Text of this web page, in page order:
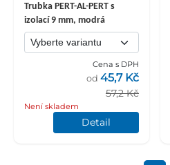
Trubka PERT-AL-PERT s
izolací 9 mm, modrá
Cena s DPH
57,2 Kč
od 45,7 Kč
Není skladem
Detail